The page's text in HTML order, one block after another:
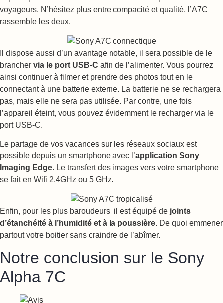
voyageurs. N’hésitez plus entre compacité et qualité, l’A7C
rassemble les deux.
Il dispose aussi d’un avantage notable, il sera possible de le
brancher via le port USB-C afin de l’alimenter. Vous pourrez
ainsi continuer à filmer et prendre des photos tout en le
connectant à une batterie externe. La batterie ne se rechargera
pas, mais elle ne sera pas utilisée. Par contre, une fois
l’appareil éteint, vous pouvez évidemment le recharger via le
port USB-C.
Le partage de vos vacances sur les réseaux sociaux est
possible depuis un smartphone avec l’application Sony
Imaging Edge. Le transfert des images vers votre smartphone
se fait en Wifi 2,4GHz ou 5 GHz.
Enfin, pour les plus baroudeurs, il est équipé de joints
d’étanchéité à l’humidité et à la poussière. De quoi emmener
partout votre boitier sans craindre de l’abîmer.
Notre conclusion sur le Sony
Alpha 7C